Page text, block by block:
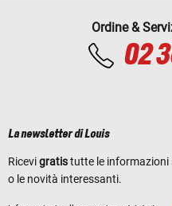
Ordine &
02
La newsletter di Louis
Ricevigratistutte le
o le novità interessanti.